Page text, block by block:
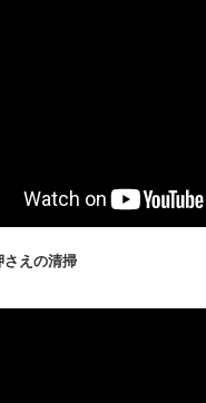
さえの清掃